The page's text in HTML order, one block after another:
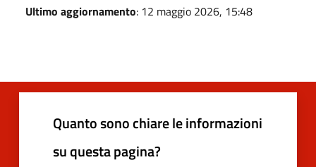
Ultimo aggiornamento: 12 maggio 2026, 15:48
Quanto sono chiare le informazioni
su questa pagina?